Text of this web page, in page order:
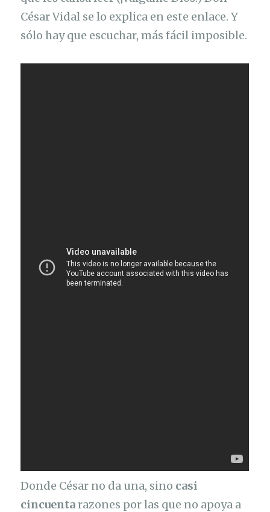
César Vidal se lo explica en este enlace. Y
sólo hay que escuchar, más fácil imposible.
Donde César no da una, sino casi
cincuentarazones por las que no apoya a